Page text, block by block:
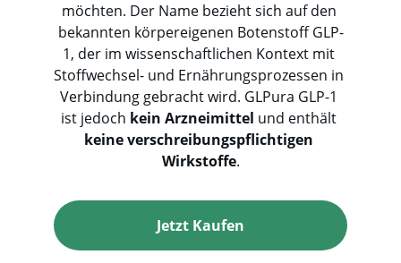
möchten. Der Name bezieht sich auf den
bekannten körpereigenen Botenstoff GLP-
1, der im wissenschaftlichen Kontext mit
Stoffwechsel- und Ernährungsprozessen in
Verbindung gebracht wird. GLPura GLP-1
ist jedoch kein Arzneimittel und enthält
keine verschreibungspflichtigen
Wirkstoffe.
Jetzt Kaufen